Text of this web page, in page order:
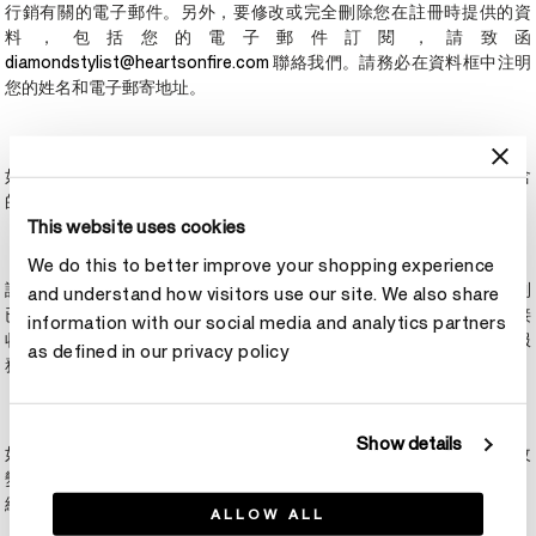
This website uses cookies
We do this to better improve your shopping experience
and understand how visitors use our site. We also share
information with our social media and analytics partners
as defined in our privacy policy
Show details
ALLOW ALL
行銷有關的電子郵件。另外，要修改或完全刪除您在註冊時提供的資
料，包括您的電子郵件訂閱，請致函
diamondstylist@heartsonfire.com聯絡我們。請務必在資料框中注明
您的姓名和電子郵寄地址。
如果您已選擇接收特定的服務或通信，您可以隨時按照每次通信中包含
的指示取消訂閱。
請注意，如果您已選擇不接收電子郵件，由於製作進度，您仍可能收到
已經在製作中的通信。此外，如果您要求刪除您的註冊資料或選擇不接
收其他通信，我們可能會保留有關個人服務諮詢的資料，用於未來的服
務和記錄目的。
如果您希望阻止cookies在您流覽我們的網站時追蹤您，您可以通過改
變您的流覽器設置來實現。但是，請注意，如果您選擇拒絕cookies，
網站的某些部分可能無法正常使用。